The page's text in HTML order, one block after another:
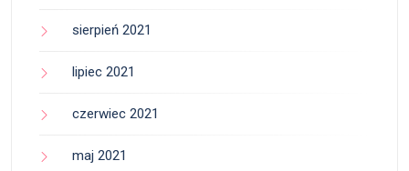
sierpień 2021
lipiec 2021
czerwiec 2021
maj 2021